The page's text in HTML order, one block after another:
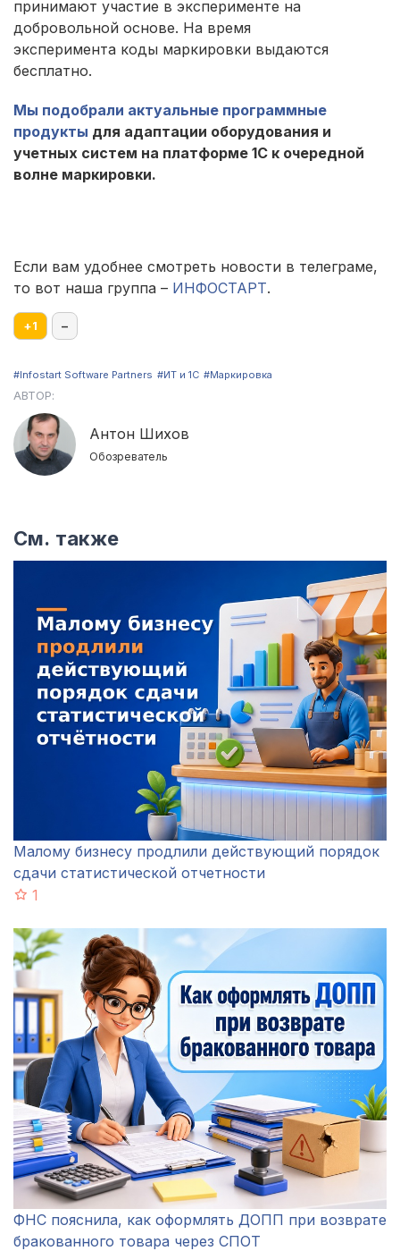
принимают участие в эксперименте на
добровольной основе. На время
эксперимента коды маркировки выдаются
бесплатно.
Мы подобрали актуальные программные
продукты для адаптации оборудования и
учетных систем на платформе 1С к очередной
волне маркировки.
Если вам удобнее смотреть новости в телеграме,
то вот наша группа – ИНФОСТАРТ.
+1 –
#Infostart Software Partners #ИТ и 1С #Маркировка
АВТОР:
Антон Шихов
Обозреватель
См. также
Малому бизнесу продлили действующий порядок
сдачи статистической отчетности
1
ФНС пояснила, как оформлять ДОПП при возврате
бракованного товара через СПОТ